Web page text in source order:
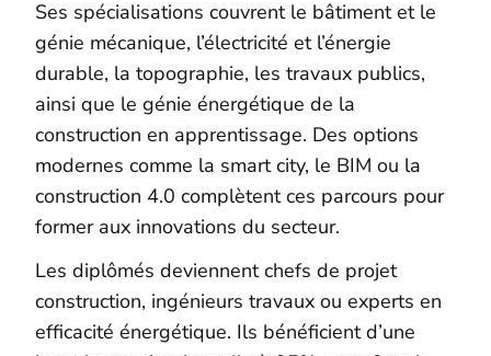
Ses spécialisations couvrent le bâtiment et le
génie mécanique, l’électricité et l’énergie
durable, la topographie, les travaux publics,
ainsi que le génie énergétique de la
construction en apprentissage. Des options
modernes comme la smart city, le BIM ou la
construction 4.0 complètent ces parcours pour
former aux innovations du secteur.
Les diplômés deviennent chefs de projet
construction, ingénieurs travaux ou experts en
efficacité énergétique. Ils bénéficient d’une